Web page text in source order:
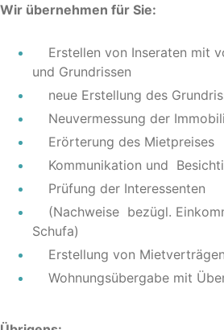
Wir übernehmen für Sie:
Erstellen von Inseraten mit
und Grundrissen
neue Erstellung des
Neuvermessung der
Erörterung des Mietpreises
Kommunikation und
Prüfung der Interessenten
(Nachweise bezügl.
Schufa)
Erstellung von Mietverträgen
Wohnungsübergabe mit